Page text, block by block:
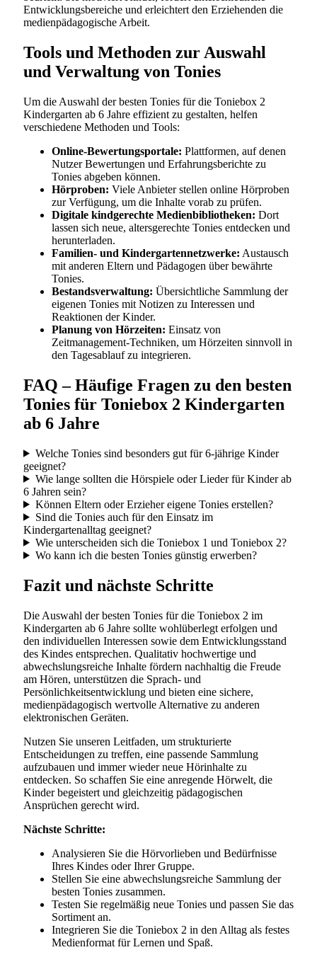
Entwicklungsbereiche und erleichtert den Erziehenden die
medienpädagogische Arbeit.
Tools und Methoden zur Auswahl
und Verwaltung von Tonies
Um die Auswahl der besten Tonies für die Toniebox 2
Kindergarten ab 6 Jahre effizient zu gestalten, helfen
verschiedene Methoden und Tools:
Online-Bewertungsportale: Plattformen, auf denen
Nutzer Bewertungen und Erfahrungsberichte zu
Tonies abgeben können.
Hörproben: Viele Anbieter stellen online Hörproben
zur Verfügung, um die Inhalte vorab zu prüfen.
Digitale kindgerechte Medienbibliotheken: Dort
lassen sich neue, altersgerechte Tonies entdecken und
herunterladen.
Familien- und Kindergartennetzwerke: Austausch
mit anderen Eltern und Pädagogen über bewährte
Tonies.
Bestandsverwaltung: Übersichtliche Sammlung der
eigenen Tonies mit Notizen zu Interessen und
Reaktionen der Kinder.
Planung von Hörzeiten: Einsatz von
Zeitmanagement-Techniken, um Hörzeiten sinnvoll in
den Tagesablauf zu integrieren.
FAQ – Häufige Fragen zu den besten
Tonies für Toniebox 2 Kindergarten
ab 6 Jahre
Welche Tonies sind besonders gut für 6-jährige Kinder
geeignet?
Wie lange sollten die Hörspiele oder Lieder für Kinder ab
6 Jahren sein?
Können Eltern oder Erzieher eigene Tonies erstellen?
Sind die Tonies auch für den Einsatz im
Kindergartenalltag geeignet?
Wie unterscheiden sich die Toniebox 1 und Toniebox 2?
Wo kann ich die besten Tonies günstig erwerben?
Fazit und nächste Schritte
Die Auswahl der besten Tonies für die Toniebox 2 im
Kindergarten ab 6 Jahre sollte wohlüberlegt erfolgen und
den individuellen Interessen sowie dem Entwicklungsstand
des Kindes entsprechen. Qualitativ hochwertige und
abwechslungsreiche Inhalte fördern nachhaltig die Freude
am Hören, unterstützen die Sprach- und
Persönlichkeitsentwicklung und bieten eine sichere,
medienpädagogisch wertvolle Alternative zu anderen
elektronischen Geräten.
Nutzen Sie unseren Leitfaden, um strukturierte
Entscheidungen zu treffen, eine passende Sammlung
aufzubauen und immer wieder neue Hörinhalte zu
entdecken. So schaffen Sie eine anregende Hörwelt, die
Kinder begeistert und gleichzeitig pädagogischen
Ansprüchen gerecht wird.
Nächste Schritte:
Analysieren Sie die Hörvorlieben und Bedürfnisse
Ihres Kindes oder Ihrer Gruppe.
Stellen Sie eine abwechslungsreiche Sammlung der
besten Tonies zusammen.
Testen Sie regelmäßig neue Tonies und passen Sie das
Sortiment an.
Integrieren Sie die Toniebox 2 in den Alltag als festes
Medienformat für Lernen und Spaß.